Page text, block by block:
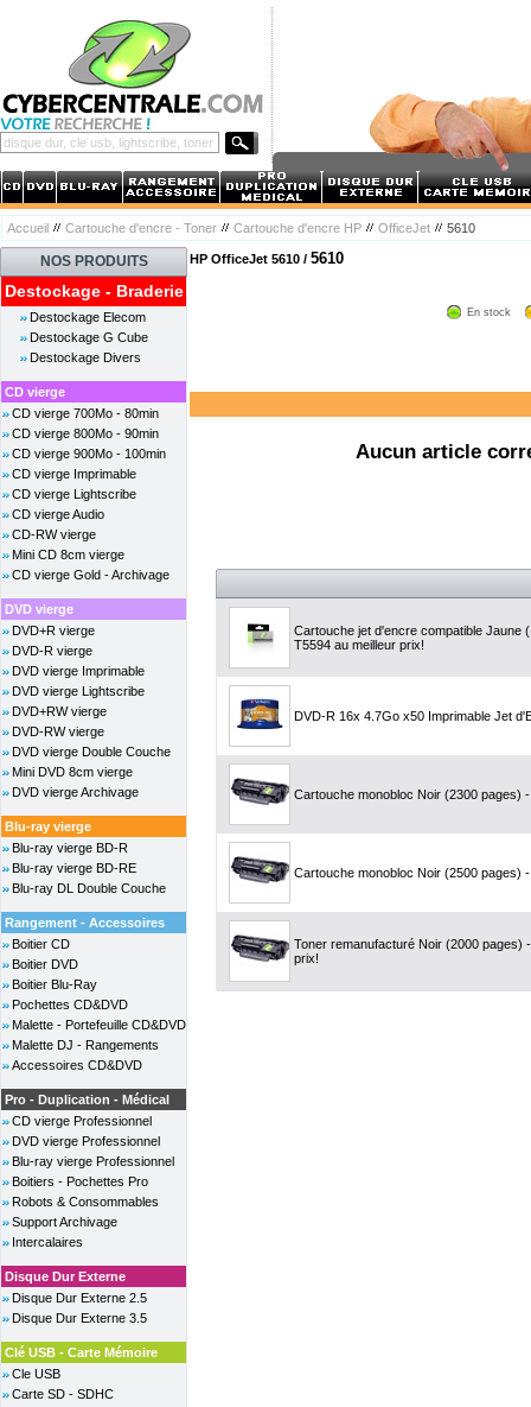
Accueil Cartouche d'encre - Toner Cartouche d'encre HP OfficeJet 5610
NOS PRODUITS
Destockage - Braderie
Destockage Elecom
Destockage G Cube
Destockage Divers
CD vierge
CD vierge 700Mo - 80min
CD vierge 800Mo - 90min
CD vierge 900Mo - 100min
CD vierge Imprimable
CD vierge Lightscribe
CD vierge Audio
CD-RW vierge
Mini CD 8cm vierge
CD vierge Gold - Archivage
DVD vierge
DVD+R vierge
DVD-R vierge
DVD vierge Imprimable
DVD vierge Lightscribe
DVD+RW vierge
DVD-RW vierge
DVD vierge Double Couche
Mini DVD 8cm vierge
DVD vierge Archivage
Blu-ray vierge
Blu-ray vierge BD-R
Blu-ray vierge BD-RE
Blu-ray DL Double Couche
Rangement - Accessoires
Boitier CD
Boitier DVD
Boitier Blu-Ray
Pochettes CD&DVD
Malette - Portefeuille CD&DVD
Malette DJ - Rangements
Accessoires CD&DVD
Pro - Duplication - Médical
CD vierge Professionnel
DVD vierge Professionnel
Blu-ray vierge Professionnel
Boitiers - Pochettes Pro
Robots & Consommables
Support Archivage
Intercalaires
Disque Dur Externe
Disque Dur Externe 2.5
Disque Dur Externe 3.5
Clé USB - Carte Mémoire
Cle USB
Carte SD - SDHC
HP OfficeJet 5610 / 5610
En stock
Aucun article
Cartouche jet d'encre compatible Jaune
T5594 au meilleur prix!
DVD-R 16x 4.7Go x50 Imprimable Jet
Cartouche monobloc Noir (2300 pages)
Cartouche monobloc Noir (2500 pages)
Toner remanufacturé Noir (2000 pages)
prix!